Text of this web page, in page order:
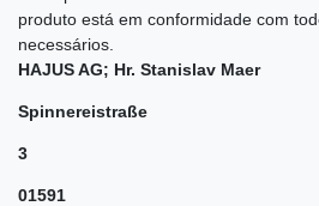
produto está em conformidade com
necessários.
HAJUS AG; Hr. Stanislav Maer
Spinnereistraße
3
01591